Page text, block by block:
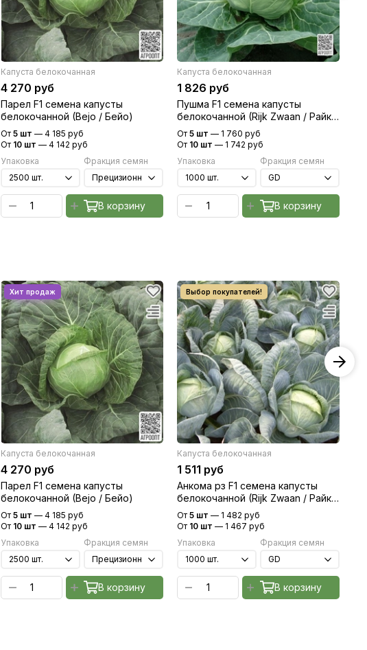
Капуста белокочанная
4 270 руб
Парел F1 семена капусты
белокочанной (Bejo / Бейо)
От5 шт —4 185 руб
От 10 шт —4 142 руб
Упаковка
Фракция семян
В корзину
Капуста белокочанная
1 826 руб
Пушма F1 семена капусты
белокочанной (Rijk Zwaan / Райк
Цваан)
От5 шт — 1 760 руб
От 10 шт — 1 742 руб
Упаковка
Фракция семян
В корзину
Капуста белокочанная
4 270 руб
Парел F1 семена капусты
белокочанной (Bejo / Бейо)
От5 шт —4 185 руб
От 10 шт —4 142 руб
Упаковка
Фракция семян
В корзину
Капуста белокочанная
1 511 руб
Анкома рз F1 семена капусты
белокочанной (Rijk Zwaan / Райк
Цваан)
От5 шт — 1 482 руб
От 10 шт — 1 467 руб
Упаковка
Фракция семян
В корзину